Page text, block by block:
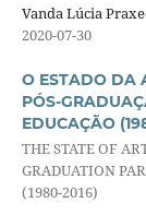
Vanda Lúcia
2020-07-30
O ESTADO DA
PÓS-
EDUCAÇÃO
THE STATE OF
GRADUATION
(1980-2016)